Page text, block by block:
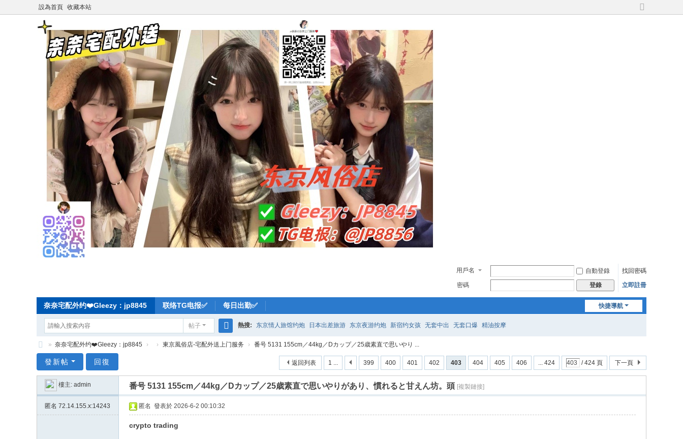
設為首頁 收藏本站
切
用戶名 自動登錄
找回密碼
密碼
登錄 立即註冊
快捷導航
奈奈宅配外约❤️Gleezy：jp8845 联络TG电报✅ 每日出勤✅
帖子
搜
熱搜: 东京情人旅馆约炮 日本出差旅游 东京夜游约炮 新宿约女孩 无套中出 无套口爆 精油按摩
奈
» 奈奈宅配外约❤️Gleezy：jp8845 › › 東京風俗店-宅配外送上门服务 › 番号 5131 155cm／44kg／Dカップ／25歳素直で思いやり ...
1 ... 399 400 401 402 403 404 405 406 ... 424 / 424 頁 下一頁
返回列表
發新帖 回復
樓主: admin 番号 5131 155cm／44kg／Dカップ／25歳素直で思いやりがあり、慣れると甘えん坊。頭 [複製鏈接]
匿名 72.14.155.x:14243 匿名 發表於 2026-6-2 00:10:32
crypto trading